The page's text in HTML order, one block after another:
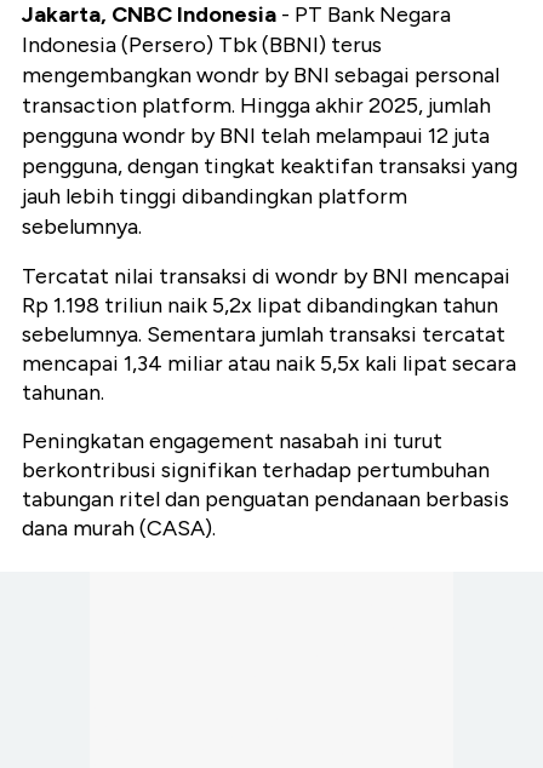
Jakarta, CNBC Indonesia - PT Bank Negara
Indonesia (Persero) Tbk (BBNI) terus
mengembangkan wondr by BNI sebagai personal
transaction platform. Hingga akhir 2025, jumlah
pengguna wondr by BNI telah melampaui 12 juta
pengguna, dengan tingkat keaktifan transaksi yang
jauh lebih tinggi dibandingkan platform
sebelumnya.
Tercatat nilai transaksi di wondr by BNI mencapai
Rp 1.198 triliun naik 5,2x lipat dibandingkan tahun
sebelumnya. Sementara jumlah transaksi tercatat
mencapai 1,34 miliar atau naik 5,5x kali lipat secara
tahunan.
Peningkatan engagement nasabah ini turut
berkontribusi signifikan terhadap pertumbuhan
tabungan ritel dan penguatan pendanaan berbasis
dana murah (CASA).